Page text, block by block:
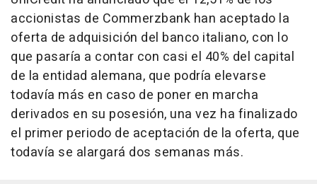
accionistas de Commerzbank han aceptado la
oferta de adquisición del banco italiano, con lo
que pasaría a contar con casi el 40% del capital
de la entidad alemana, que podría elevarse
todavía más en caso de poner en marcha
derivados en su posesión, una vez ha finalizado
el primer periodo de aceptación de la oferta, que
todavía se alargará dos semanas más.